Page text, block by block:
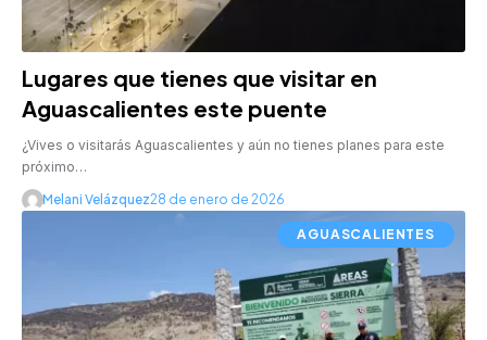
Lugares que tienes que visitar en
Aguascalientes este puente
¿Vives o visitarás Aguascalientes y aún no tienes planes para este
próximo…
Melani Velázquez28 de enero de 2026
AGUASCALIENTES